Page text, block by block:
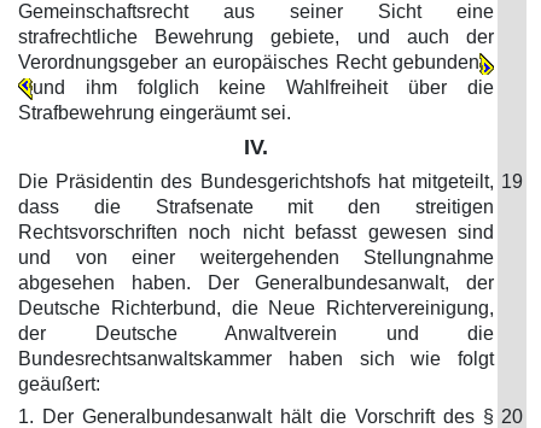
Gemeinschaftsrecht aus seiner Sicht eine
strafrechtliche Bewehrung gebiete, und auch der
Verordnungsgeber an europäisches Recht gebunden
und ihm folglich keine Wahlfreiheit über die
Strafbewehrung eingeräumt sei.
IV.
Die Präsidentin des Bundesgerichtshofs hat mitgeteilt,
dass die Strafsenate mit den streitigen
Rechtsvorschriften noch nicht befasst gewesen sind
und von einer weitergehenden Stellungnahme
abgesehen haben. Der Generalbundesanwalt, der
Deutsche Richterbund, die Neue Richtervereinigung,
der Deutsche Anwaltverein und die
Bundesrechtsanwaltskammer haben sich wie folgt
geäußert:
19
1. Der Generalbundesanwalt hält die Vorschrift des § 20